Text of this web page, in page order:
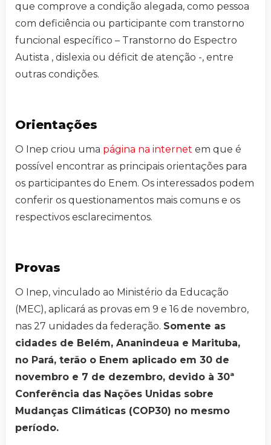
que comprove a condição alegada, como pessoa
com deficiência ou participante com transtorno
funcional específico – Transtorno do Espectro
Autista , dislexia ou déficit de atenção -, entre
outras condições.
Orientações
O Inep criou uma página na internet em que é
possível encontrar as principais orientações para
os participantes do Enem. Os interessados podem
conferir os questionamentos mais comuns e os
respectivos esclarecimentos.
Provas
O Inep, vinculado ao Ministério da Educação
(MEC), aplicará as provas em 9 e 16 de novembro,
nas 27 unidades da federação. Somente as
cidades de Belém, Ananindeua e Marituba,
no Pará, terão o Enem aplicado em 30 de
novembro e 7 de dezembro, devido à 30ª
Conferência das Nações Unidas sobre
Mudanças Climáticas (COP30) no mesmo
período.